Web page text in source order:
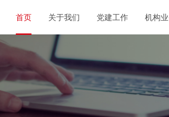
首页 关于我们 党建工作 机构